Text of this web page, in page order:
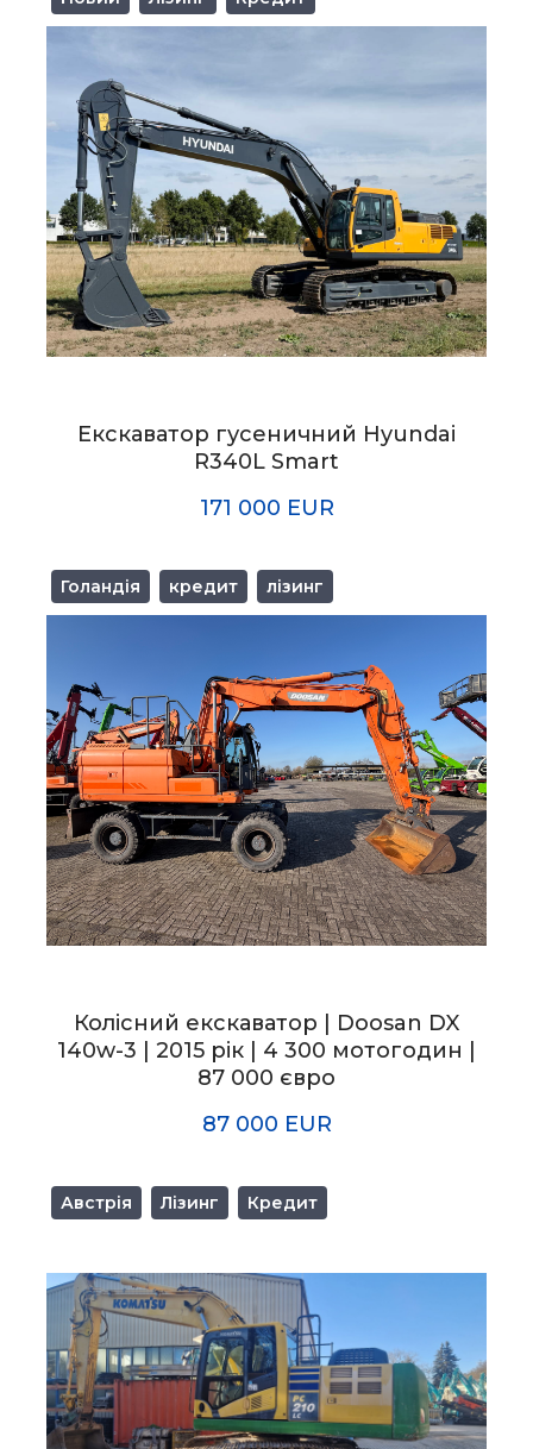
Екскаватор гусеничний Hyundai
R340L Smart
171 000 EUR
Голандія кредит лізинг
Колісний екскаватор | Doosan DX
140w-3 | 2015 рік | 4 300 мотогодин |
87 000 євро
87 000 EUR
Австрія Лізинг Кредит